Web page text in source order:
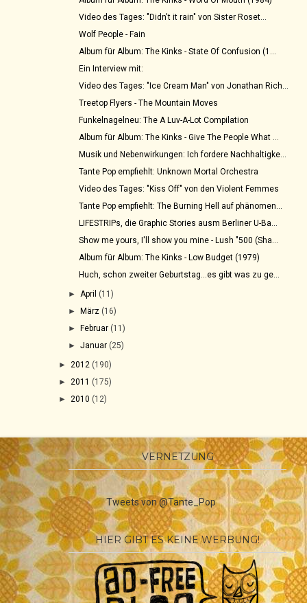
Video des Tages: "Didn't it rain" von Sister Roset...
Wolf People - Fain
Album für Album: The Kinks - State Of Confusion (1...
Ein Interview mit:
Video des Tages: "Ice Cream Man" von Jonathan Rich...
Treetop Flyers - The Mountain Moves
Funkelnagelneu: The A Luv-A-Lot Compilation
Album für Album: The Kinks - Give The People What ...
Musik und Nebenwirkungen: Ich fordere Nachhaltigke...
Tante Pop empfiehlt: Unknown Mortal Orchestra
Video des Tages: "Kiss Off" von den Violent Femmes
Tante Pop empfiehlt: The Burning Hell auf phänomen...
LIFESTRIPs, die Graphic Stories ausm Berliner U-Ba...
Show me yours, I'll show you mine - Lush "500 (Sha...
Album für Album: The Kinks - Low Budget (1979)
Huch, schon zweiter Geburtstag...es gibt was zu ge...
► April (11)
►März (16)
►Februar (11)
►Januar (25)
► 2012 (190)
► 2011 (175)
► 2010 (12)
VERNETZUNG
Tweets von @Tante_Pop
HIER GIBT ES KEINE WERBUNG!